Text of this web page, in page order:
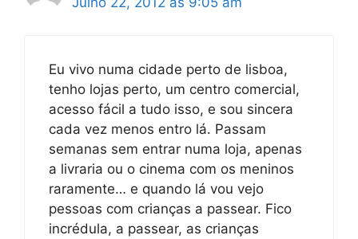
Eu vivo numa cidade perto de lisboa,
tenho lojas perto, um centro comercial,
acesso fácil a tudo isso, e sou sincera
cada vez menos entro lá. Passam
semanas sem entrar numa loja, apenas
a livraria ou o cinema com os meninos
raramente… e quando lá vou vejo
pessoas com crianças a passear. Fico
incrédula, a passear, as crianças